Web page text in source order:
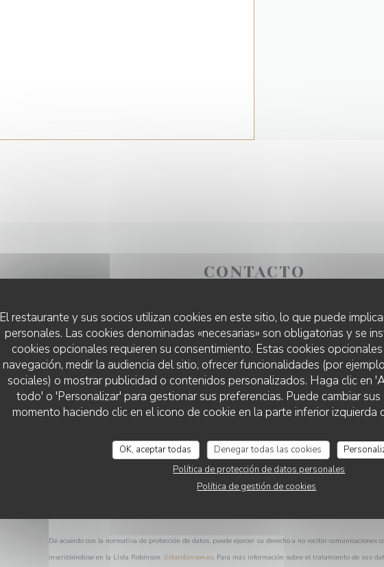
El restaurante y sus socios utilizan cookies en este sitio, lo que puede
personales. Las cookies denominadas «necesarias» son obligatorias y se
cookies opcionales requieren su consentimiento. Estas cookies
navegación, medir la audiencia del sitio, ofrecer funcionalidades (por
sociales) o mostrar publicidad o contenidos personalizados. Haga clic en
todo' o 'Personalizar' para gestionar sus preferencias. Puede cambiar
momento haciendo clic en el icono de cookie en la parte inferior izquierda
OK, aceptar todas Denegar todas las cookies
Política de protección de datos personales
Política de gestión de cookies
CONTACTO
¿Desea ponerse en contacto con nosotros?
Rellene el siguiente formulario.
De acuerdo con la normativa de protección de datos, puede ejercer su derecho a no recibir comunicaciones
inscribiéndose en la Lista Robinson: listarobinson.es. Para más información sobre el tratamiento de sus
AUBERGE DES ROLOIRS